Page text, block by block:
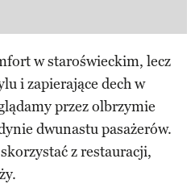
w staroświeckim, lecz
i zapierające dech w
przez olbrzymie
dwunastu pasażerów.
z restauracji,